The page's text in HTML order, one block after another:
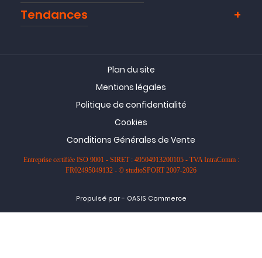
Tendances
Plan du site
Mentions légales
Politique de confidentialité
Cookies
Conditions Générales de Vente
Entreprise certifiée ISO 9001 - SIRET : 49504913200105 - TVA IntraComm :
FR02495049132 - © studioSPORT 2007-2026
Propulsé par- OASIS Commerce